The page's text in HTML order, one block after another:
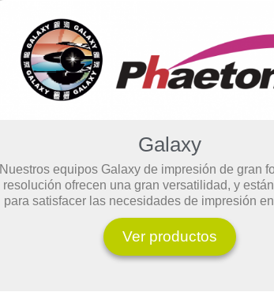
Galaxy
Nuestros equipos Galaxy de impresión de gran
resolución ofrecen una gran versatilidad, y
para satisfacer las necesidades de impresión
Ver productos